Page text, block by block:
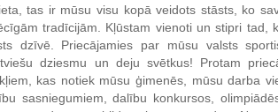
tas ir mūsu visu kopā veidots stāsts, ko
tradīcijām. Kļūstam vienoti un stipri
dzīvē. Priecājamies par mūsu valsts
dziesmu un deju svētkus! Protam
kas notiek mūsu ģimenēs, mūsu darba
sasniegumiem, dalību konkursos,